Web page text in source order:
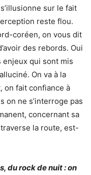
sur le fait
reste flou.
coréen, on vous dit
des rebords. Oui
enjeux qui sont mis
On va à la
on fait confiance à
on ne s’interroge pas
concernant sa
la route, est-
du rock de nuit : on